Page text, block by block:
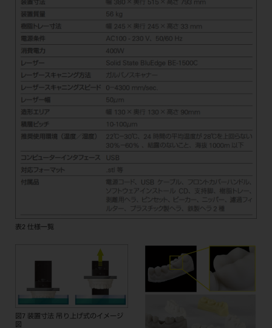
表2 仕様一覧
図7 装置寸法 吊り上げ式のイメージ
図